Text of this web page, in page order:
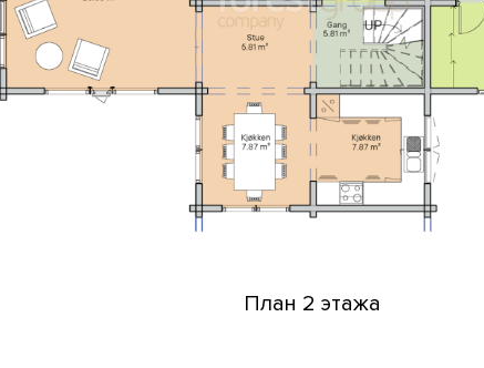
План 2 этажа